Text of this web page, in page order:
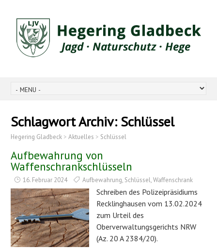
Schlagwort Archiv: Schlüssel
Hegering Gladbeck >Aktuelles > Schlüssel
Aufbewahrung von
Waffenschrankschlüsseln
16. Februar 2024 Aufbewahrung, Schlüssel,Waffenschrank
Schreiben des Polizeipräsidiums
Recklinghausen vom 13.02.2024
zum Urteil des
Oberverwaltungsgerichts NRW
(Az. 20 A 2384/20).